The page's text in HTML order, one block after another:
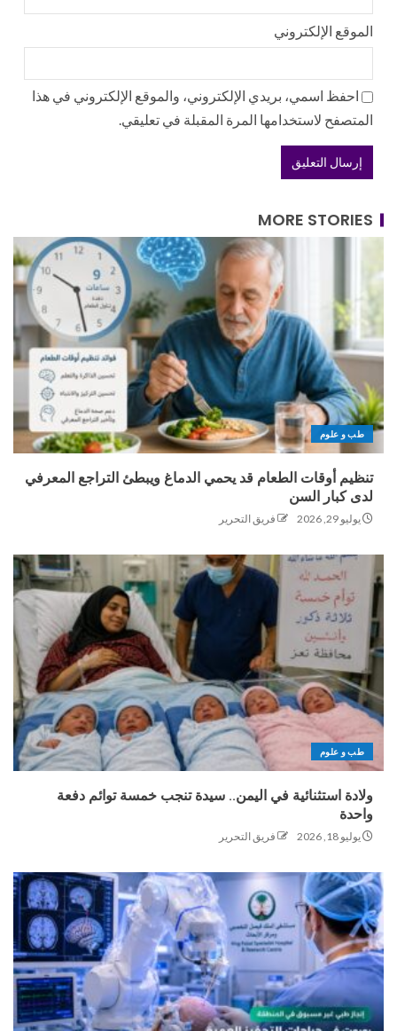
الموقع الإلكتروني
احفظ اسمي، بريدي الإلكتروني، والموقع الإلكتروني في هذا
المتصفح لاستخدامها المرة المقبلة في تعليقي.
MORE STORIES
طب و علوم
تنظيم أوقات الطعام قد يحمي الدماغ ويبطئ التراجع المعرفي
لدى كبار السن
يوليو 29, 2026 فريق التحرير
طب و علوم
ولادة استثنائية في اليمن.. سيدة تنجب خمسة توائم دفعة
واحدة
يوليو 18, 2026 فريق التحرير